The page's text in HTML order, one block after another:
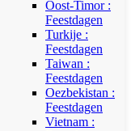
Oost-Timor :
Feestdagen
Turkije :
Feestdagen
Taiwan :
Feestdagen
Oezbekistan :
Feestdagen
Vietnam :